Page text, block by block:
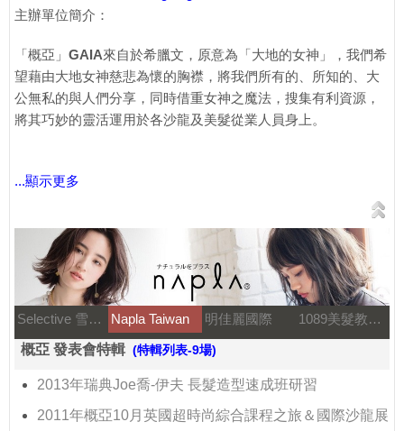
主辦單位簡介：
「概亞」 GAIA來自於希臘文，原意為「大地的女神」，我們希
望藉由大地女神慈悲為懷的胸襟，將我們所有的、所知的、大
公無私的與人們分享，同時借重女神之魔法，搜集有利資源，
將其巧妙的靈活運用於各沙龍及美髮從業人員身上。
...顯示更多
Selective 雪樂媞 Napla Taiwan 明佳麗國際
1089美髮教育團隊
概亞 發表會特輯 (特輯列表-9場)
2013年瑞典Joe喬-伊夫 長髮造型速成班研習
2011年概亞10月英國超時尚綜合課程之旅＆國際沙龍展